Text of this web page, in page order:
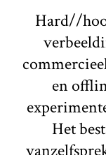
Hard//
en
Het